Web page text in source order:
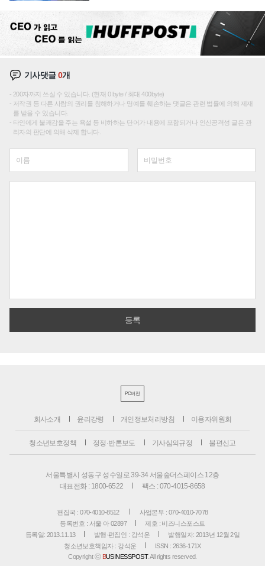
기사댓글0개
200자까지 쓰실 수 있습니다. (현재 0 byte / 최대 400byte)
저작권 등 다른 사람의 권리를 침해하거나 명예를 훼손하는 댓글은 관련 법률에 의해 제재
를 받을 수 있습니다.
타인에게 불쾌감을 주는 욕설 등 비하하는 단어가 내용에 포함되거나 인신공격성 글은 관
리자의 판단에 의해 삭제 합니다.
PC버전
회사소개 윤리강령 개인정보처리방침 이용자위원회
청소년보호정책 정정·반론보도 기사심의규정 불편신고
서울특별시 성동구 성수일로 39-34 서울숲더스페이스 12층
대표전화 : 1800-6522
팩스 : 070-4015-8658
편집국 : 070-4010-8512
사업본부 : 070-4010-7078
등록번호 : 서울 아 02897
제호 : 비즈니스포스트
등록일: 2013.11.13
발행·편집인 : 강석운
발행일자: 2013년 12월 2일
청소년보호책임자 : 강석운
ISSN : 2636-171X
Copyright ⓒ BUSINESSPOST. All rights reserved.